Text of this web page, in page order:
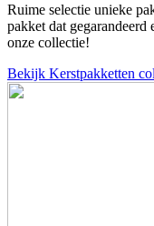
Ruime selectie unieke
pakket dat
onze collectie!
Bekijk Kerstpakketten